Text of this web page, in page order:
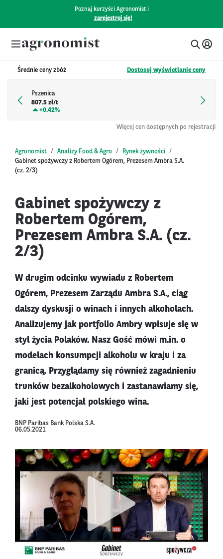
Poznaj korzyści Agronomist i
zarejestruj się!
Średnie ceny zbóż Dostosuj wyświetlanie ceny
Pszenica
807.5 zł/t
+0.42%
Więcej cen dostępnych po rejestracji
Agronomist Analizy Food & Agro
Rynek żywności
Gabinet spożywczy z Robertem Ogórem, Prezesem Ambra S.A.
(cz. 2/3)
Gabinet spożywczy z
Robertem Ogórem,
Prezesem Ambra S.A. (cz.
2/3)
W drugim odcinku wywiadu z Robertem
Ogórem, Prezesem Zarządu Ambra S.A., ciąg
dalszy dyskusji o winach i innych alkoholach.
Analizujemy jak portfolio Ambry wpisuje się w
styl życia Polaków. Nasz Gość mówi m.in. o
modelach konsumpcji alkoholu w kraju i za
granicą. Przyglądamy się również zagadnieniu
trunków bezalkoholowych i zastanawiamy się,
jaki jest potencjał polskiego wina.
BNP Paribas Bank Polska S.A.
06.05.2021